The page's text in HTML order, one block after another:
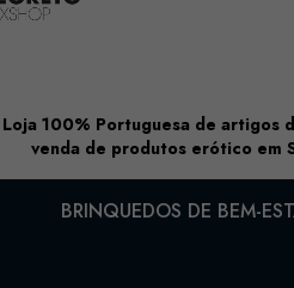
Loja 100% Portuguesa de artigos
venda de produtos erótico em
BRINQUEDOS DE BEM-